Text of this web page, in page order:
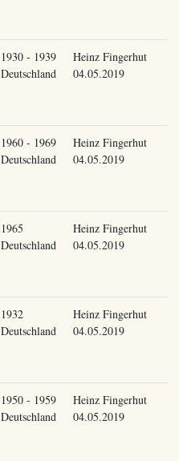
1930 - 1939
Deutschland
Heinz Fingerhut
04.05.2019
1960 - 1969
Deutschland
Heinz Fingerhut
04.05.2019
1965
Deutschland
Heinz Fingerhut
04.05.2019
1932
Deutschland
Heinz Fingerhut
04.05.2019
1950 - 1959
Deutschland
Heinz Fingerhut
04.05.2019